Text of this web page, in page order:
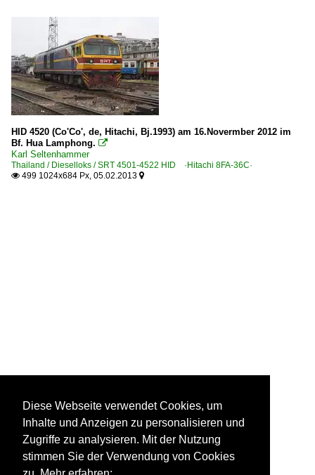
HID 4520 (Co'Co', de, Hitachi, Bj.1993) am 16.Novermber 2012 im
Bf. Hua Lamphong. 
Karl Seltenhammer
Thailand / Dieselloks / SRT 4501-4522 HID ·Hitachi 8FA-36C·
 499 1024x684 Px, 05.02.2013 
Diese Webseite verwendet Cookies, um
Inhalte und Anzeigen zu personalisieren und
Zugriffe zu analysieren. Mit der Nutzung
stimmen Sie der Verwendung von Cookies